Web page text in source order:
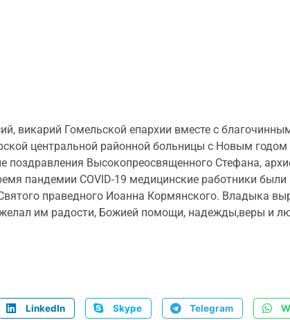
викарий Гомельской епархии вместе с
центральной районной больницы с Новым
Высокопреосвященного Стефана,
пандемии СOVID-19 медицинские работники
праведного Иоанна Кормянского. Владыка
им радости, Божией помощи, надежды,веры и
LinkedIn Skype Telegram